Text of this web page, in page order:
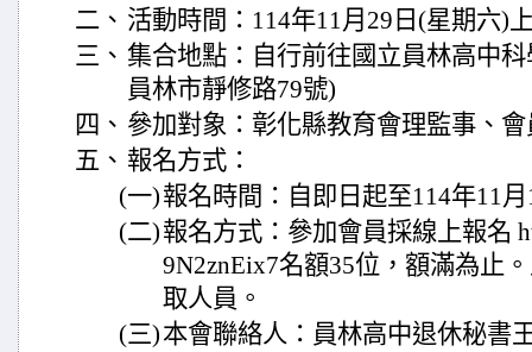
二、 活動時間：114年11月29日(星期六)
三、 集合地點：自行前往國立員林高中
員林市靜修路79號)
四、 參加對象：彰化縣教育會理監事、會
五、 報名方式：
(一)報名時間：自即日起至114年11
(二)報名方式：參加會員採線上報名
9N2znEix7名額35位，額滿為止
取人員。
(三)本會聯絡人：員林高中退休秘書